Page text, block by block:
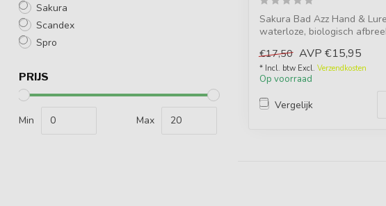
Sakura
Scandex
Spro
PRIJS
Min Max
Sakura Bad Azz Hand &
waterloze, biologisch
€17,50 AVP €15,95
* Incl. btw Excl. Verzendkosten
Op voorraad
Vergelijk